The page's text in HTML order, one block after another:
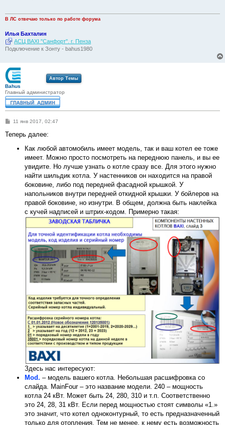
В ЛС отвечаю только по работе форума
Илья Бахталин
АСЦ BAXI "Санфорт". г. Пенза
Подключение к Зонту - bahus1980
Автор Темы
Bahus
Главный администратор
С
о
11 янв 2017, 02:47
Теперь далее:
Как любой автомобиль имеет модель, так и ваш котел ее тоже
имеет. Можно просто посмотреть на переднюю панель, и вы ее
увидите. Но лучше узнать о котле сразу все. Для этого нужно
найти шильдик котла. У настенников он находится на правой
боковине, либо под передней фасадной крышкой. У
напольников внутри передней откидной крышки. У бойлеров на
правой боковине, но изнутри. В общем, должна быть наклейка
с кучей надписей и штрих-кодом. Примерно такая:
Здесь нас интересуют:
Mod. – модель вашего котла. Небольшая расшифровка со
слайда. MainFour – это название модели. 240 – мощность
котла 24 кВт. Может быть 24, 280, 310 и т.п. Соответственно
это 24, 28, 31 кВт. Если перед мощностью стоят символы «1.»
это значит, что котел одноконтурный, то есть предназначенный
только для отопления. Тем не менее, к нему есть возможность